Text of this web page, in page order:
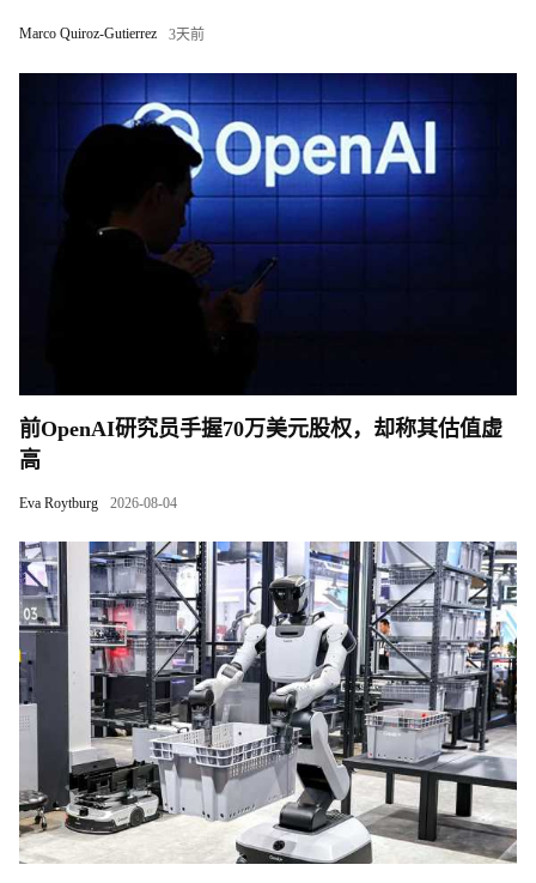
Marco Quiroz-Gutierrez 3天前
前OpenAI研究员手握70万美元股权，却称其估值虚
高
Eva Roytburg 2026-08-04